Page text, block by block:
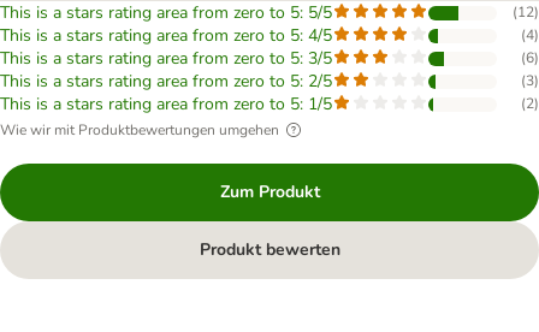
This is a stars rating area from zero to 5: 5/5 (12)
This is a stars rating area from zero to 5: 4/5 (4)
This is a stars rating area from zero to 5: 3/5 (6)
This is a stars rating area from zero to 5: 2/5 (3)
This is a stars rating area from zero to 5: 1/5 (2)
Wie wir mit Produktbewertungen umgehen
Zum Produkt
Produkt bewerten